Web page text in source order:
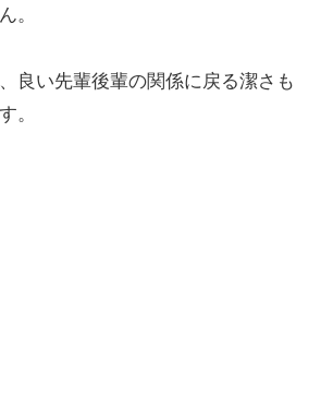
。
良い先輩後輩の関係に戻る潔さも
。